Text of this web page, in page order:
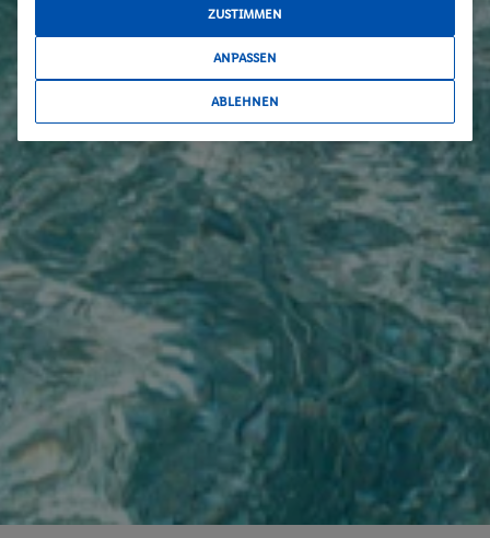
ZUSTIMMEN
ANPASSEN
ABLEHNEN